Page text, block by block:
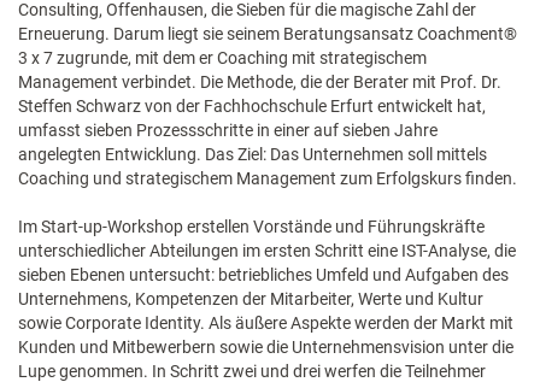
Consulting, Offenhausen, die Sieben für die magische Zahl der
Erneuerung. Darum liegt sie seinem Beratungsansatz Coachment®
3 x 7 zugrunde, mit dem er Coaching mit strategischem
Management verbindet. Die Methode, die der Berater mit Prof. Dr.
Steffen Schwarz von der Fachhochschule Erfurt entwickelt hat,
umfasst sieben Prozessschritte in einer auf sieben Jahre
angelegten Entwicklung. Das Ziel: Das Unternehmen soll mittels
Coaching und strategischem Management zum Erfolgskurs finden.
Im Start-up-Workshop erstellen Vorstände und Führungskräfte
unterschiedlicher Abteilungen im ersten Schritt eine IST-Analyse, die
sieben Ebenen untersucht: betriebliches Umfeld und Aufgaben des
Unternehmens, Kompetenzen der Mitarbeiter, Werte und Kultur
sowie Corporate Identity. Als äußere Aspekte werden der Markt mit
Kunden und Mitbewerbern sowie die Unternehmensvision unter die
Lupe genommen. In Schritt zwei und drei werfen die Teilnehmer